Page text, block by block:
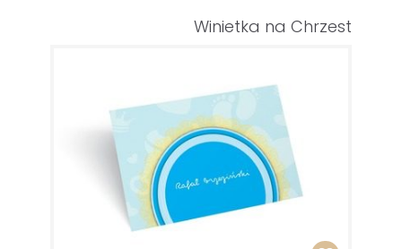
Winietka na Chrzest